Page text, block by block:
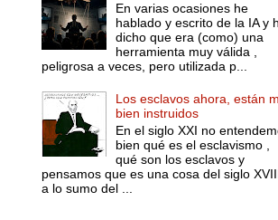
En varias ocasiones he
hablado y escrito de la IA y
dicho que era (como) una
herramienta muy válida ,
peligrosa a veces, pero utilizada p...
Los esclavos ahora, están
bien instruidos
En el siglo XXI no
bien qué es el esclavismo ,
qué son los esclavos y
pensamos que es una cosa del siglo
a lo sumo del ...